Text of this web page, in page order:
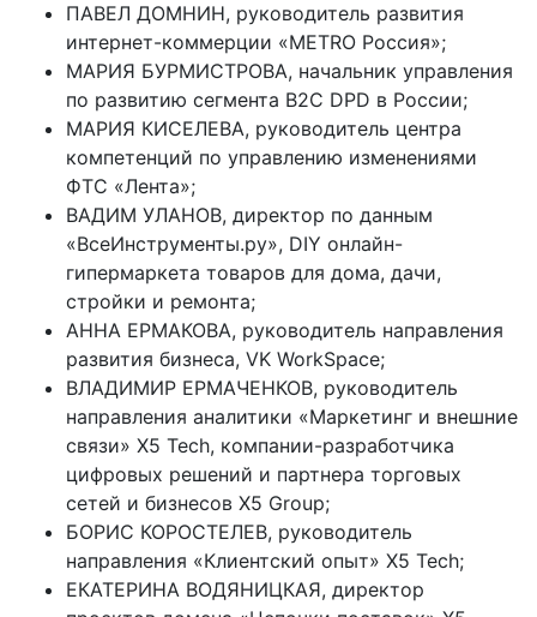
ПАВЕЛ ДОМНИН, руководитель развития
интернет-коммерции «METRO Россия»;
МАРИЯ БУРМИСТРОВА, начальник управления
по развитию сегмента B2C DPD в России;
МАРИЯ КИСЕЛЕВА, руководитель центра
компетенций по управлению изменениями
ФТС «Лента»;
ВАДИМ УЛАНОВ, директор по данным
«ВсеИнструменты.ру», DIY онлайн-
гипермаркета товаров для дома, дачи,
стройки и ремонта;
АННА ЕРМАКОВА, руководитель направления
развития бизнеса, VK WorkSpace;
ВЛАДИМИР ЕРМАЧЕНКОВ, руководитель
направления аналитики «Маркетинг и внешние
связи» X5 Tech, компании-разработчика
цифровых решений и партнера торговых
сетей и бизнесов X5 Group;
БОРИС КОРОСТЕЛЕВ, руководитель
направления «Клиентский опыт» X5 Tech;
ЕКАТЕРИНА ВОДЯНИЦКАЯ, директор